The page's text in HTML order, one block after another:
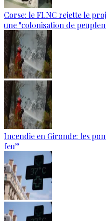
Corse: le FLNC rejette le
une "colonisation de
Incendie en Gironde: les
feu”